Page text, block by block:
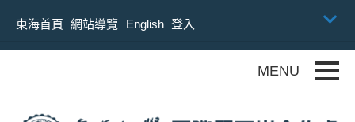
東海首頁
網站導覽 English 登入